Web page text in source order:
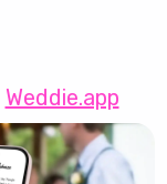
Weddie.app